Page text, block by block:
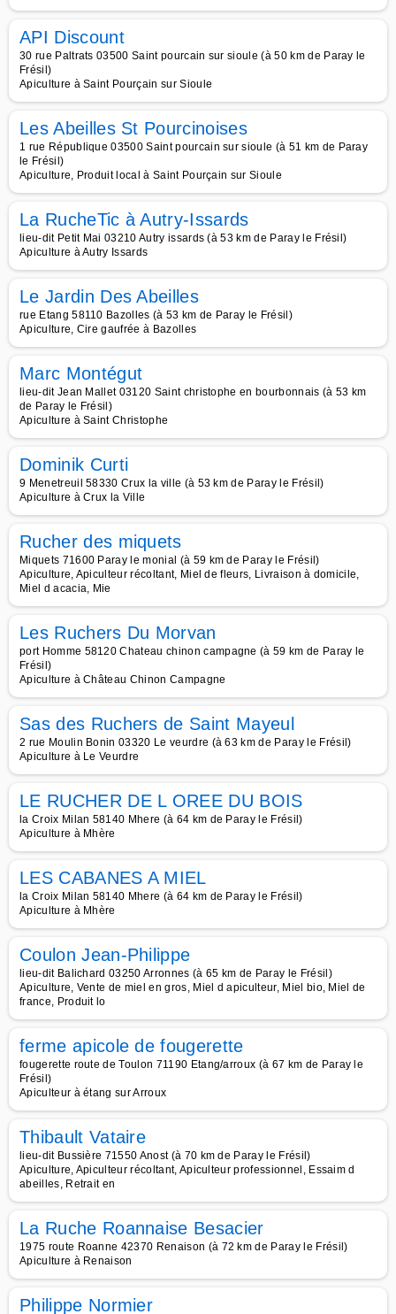
API Discount
30 rue Paltrats 03500 Saint pourcain sur sioule (à 50 km de Paray le
Frésil)
Apiculture à Saint Pourçain sur Sioule
Les Abeilles St Pourcinoises
1 rue République 03500 Saint pourcain sur sioule (à 51 km de Paray
le Frésil)
Apiculture, Produit local à Saint Pourçain sur Sioule
La RucheTic à Autry-Issards
lieu-dit Petit Mai 03210 Autry issards (à 53 km de Paray le Frésil)
Apiculture à Autry Issards
Le Jardin Des Abeilles
rue Etang 58110 Bazolles (à 53 km de Paray le Frésil)
Apiculture, Cire gaufrée à Bazolles
Marc Montégut
lieu-dit Jean Mallet 03120 Saint christophe en bourbonnais (à 53 km
de Paray le Frésil)
Apiculture à Saint Christophe
Dominik Curti
9 Menetreuil 58330 Crux la ville (à 53 km de Paray le Frésil)
Apiculture à Crux la Ville
Rucher des miquets
Miquets 71600 Paray le monial (à 59 km de Paray le Frésil)
Apiculture, Apiculteur récoltant, Miel de fleurs, Livraison à domicile,
Miel d acacia, Mie
Les Ruchers Du Morvan
port Homme 58120 Chateau chinon campagne (à 59 km de Paray le
Frésil)
Apiculture à Château Chinon Campagne
Sas des Ruchers de Saint Mayeul
2 rue Moulin Bonin 03320 Le veurdre (à 63 km de Paray le Frésil)
Apiculture à Le Veurdre
LE RUCHER DE L OREE DU BOIS
la Croix Milan 58140 Mhere (à 64 km de Paray le Frésil)
Apiculture à Mhère
LES CABANES A MIEL
la Croix Milan 58140 Mhere (à 64 km de Paray le Frésil)
Apiculture à Mhère
Coulon Jean-Philippe
lieu-dit Balichard 03250 Arronnes (à 65 km de Paray le Frésil)
Apiculture, Vente de miel en gros, Miel d apiculteur, Miel bio, Miel de
france, Produit lo
ferme apicole de fougerette
fougerette route de Toulon 71190 Etang/arroux (à 67 km de Paray le
Frésil)
Apiculteur à étang sur Arroux
Thibault Vataire
lieu-dit Bussière 71550 Anost (à 70 km de Paray le Frésil)
Apiculture, Apiculteur récoltant, Apiculteur professionnel, Essaim d
abeilles, Retrait en
La Ruche Roannaise Besacier
1975 route Roanne 42370 Renaison (à 72 km de Paray le Frésil)
Apiculture à Renaison
Philippe Normier